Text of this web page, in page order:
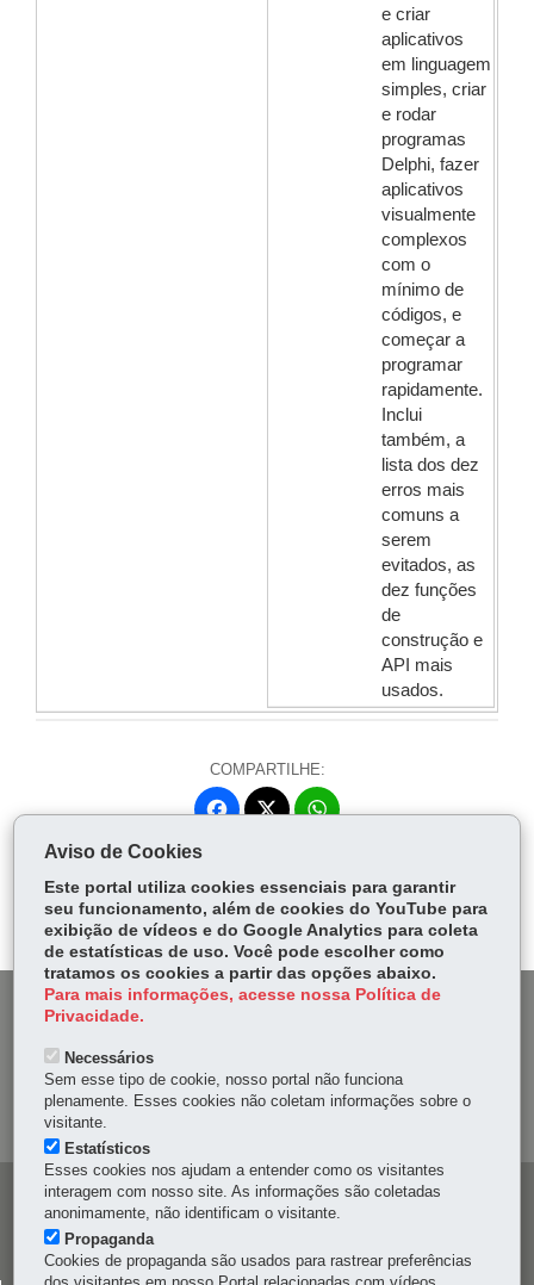
e criar
aplicativos
em linguagem
simples, criar
e rodar
programas
Delphi, fazer
aplicativos
visualmente
complexos
com o
mínimo de
códigos, e
começar a
programar
rapidamente.
Inclui
também, a
lista dos dez
erros mais
comuns a
serem
evitados, as
dez funções
de
construção e
API mais
usados.
COMPARTILHE:
Fa
ok
itt
er
W
Ap
p
DENUNCIE CORRUPÇÃO
OUVIDORIA
Navegação
principal
Aviso de Cookies
Este portal utiliza cookies essenciais para garantir
seu funcionamento, além de cookies do YouTube para
exibição de vídeos e do Google Analytics para coleta
de estatísticas de uso. Você pode escolher como
tratamos os cookies a partir das opções abaixo.
Para mais informações, acesse nossa Política de
Privacidade.
Necessários
Sem esse tipo de cookie, nosso portal não funciona
plenamente. Esses cookies não coletam informações sobre o
visitante.
Estatísticos
Esses cookies nos ajudam a entender como os visitantes
interagem com nosso site. As informações são coletadas
anonimamente, não identificam o visitante.
Propaganda
Cookies de propaganda são usados para rastrear preferências